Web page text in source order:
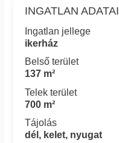
INGATLAN ADATAI
Ingatlan jellege
ikerház
Belső terület
137 m²
Telek terület
700 m²
Tájolás
dél, kelet, nyugat